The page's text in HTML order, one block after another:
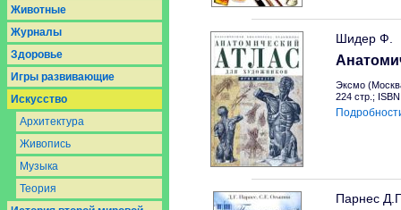
Животные
Журналы
Здоровье
Игры развивающие
Искусство
Архитектура
Живопись
Музыка
Теория
Шидер Ф.
Эксмо
224 стр.;
Парнес Д.Г